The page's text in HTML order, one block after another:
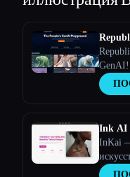
GenAI!
Ink AI
InKai —